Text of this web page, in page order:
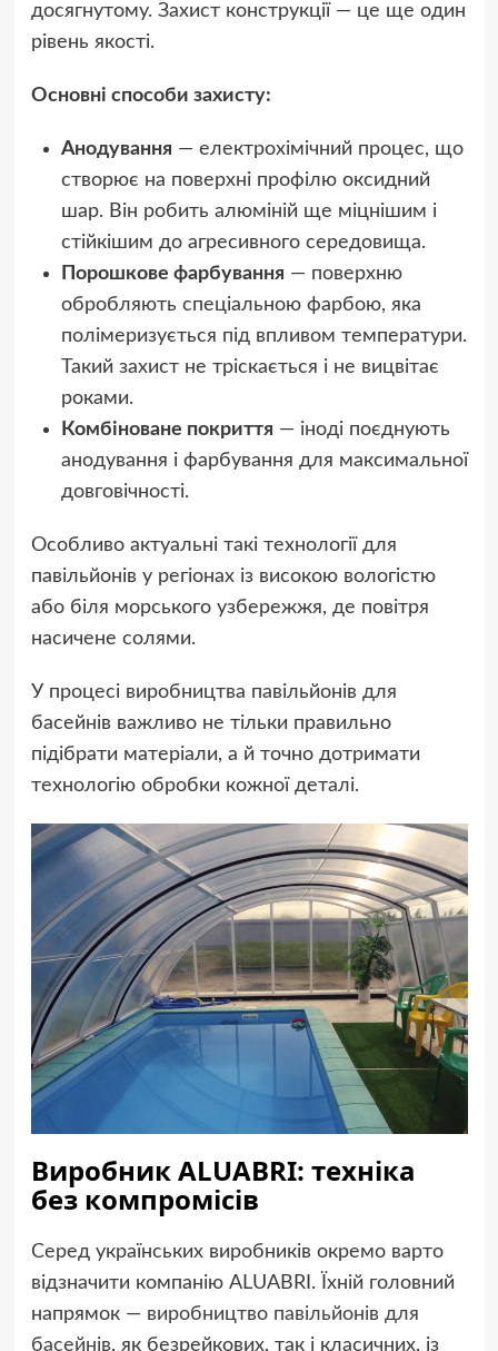
досягнутому. Захист конструкції — це ще один
рівень якості.
Основні способи захисту:
Анодування — електрохімічний процес, що
створює на поверхні профілю оксидний
шар. Він робить алюміній ще міцнішим і
стійкішим до агресивного середовища.
Порошкове фарбування — поверхню
обробляють спеціальною фарбою, яка
полімеризується під впливом температури.
Такий захист не тріскається і не вицвітає
роками.
Комбіноване покриття — іноді поєднують
анодування і фарбування для максимальної
довговічності.
Особливо актуальні такі технології для
павільйонів у регіонах із високою вологістю
або біля морського узбережжя, де повітря
насичене солями.
У процесі виробництва павільйонів для
басейнів важливо не тільки правильно
підібрати матеріали, а й точно дотримати
технологію обробки кожної деталі.
Виробник ALUABRI: техніка
без компромісів
Серед українських виробників окремо варто
відзначити компанію ALUABRI. Їхній головний
напрямок — виробництво павільйонів для
басейнів, як безрейкових, так і класичних, із